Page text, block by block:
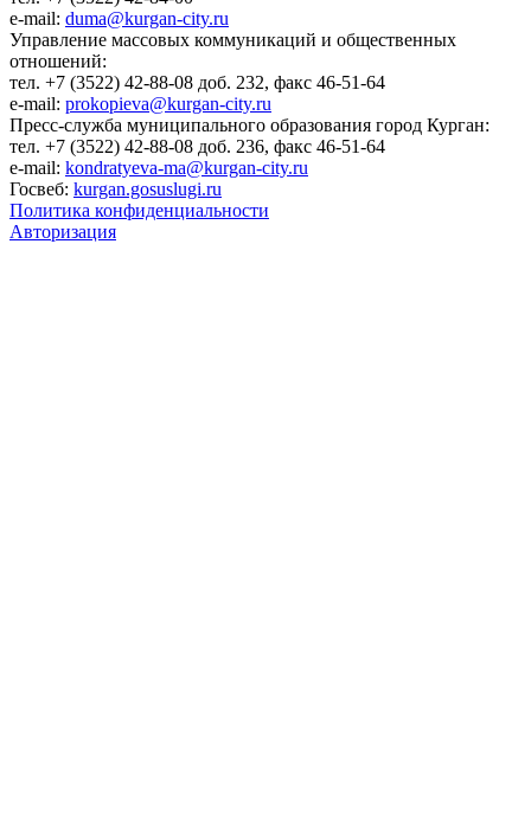
e-mail: duma@kurgan-city.ru
Управление массовых коммуникаций и общественных
отношений:
тел. +7 (3522) 42-88-08 доб. 232, факс 46-51-64
e-mail: prokopieva@kurgan-city.ru
Пресс-служба муниципального образования город Курган:
тел. +7 (3522) 42-88-08 доб. 236, факс 46-51-64
e-mail: kondratyeva-ma@kurgan-city.ru
Госвеб: kurgan.gosuslugi.ru
Политика конфиденциальности
Авторизация